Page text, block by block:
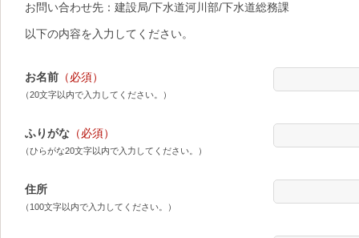
お問い合わせ先：建設局/下水道河川部/下水道総務課
以下の内容を入力してください。
お名前 （必須）
（20文字以内で入力してください。）
ふりがな （必須）
（ひらがな20文字以内で入力してください。）
住所
（100文字以内で入力してください。）